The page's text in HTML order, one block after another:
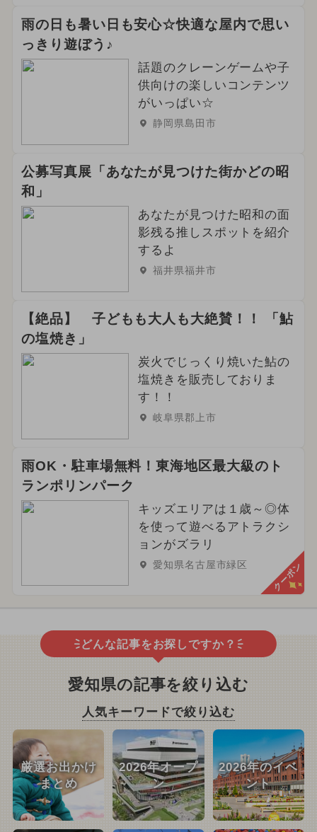
雨の日も暑い日も安心☆快適な屋内で思い
っきり遊ぼう♪
話題のクレーンゲームや子
供向けの楽しいコンテンツ
がいっぱい☆
静岡県島田市
公募写真展「あなたが見つけた街かどの昭
和」
あなたが見つけた昭和の面
影残る推しスポットを紹介
するよ
福井県福井市
【絶品】 子どもも大人も大絶賛！！ 「鮎
の塩焼き」
炭火でじっくり焼いた鮎の
塩焼きを販売しておりま
す！！
岐阜県郡上市
雨OK・駐車場無料！東海地区最大級のト
ランポリンパーク
キッズエリアは１歳～◎体
を使って遊べるアトラクシ
ョンがズラリ
愛知県名古屋市緑区 クーポン
どんな記事をお探しですか？
愛知県の記事を絞り込む
人気キーワードで絞り込む
厳選お出かけ
まとめ
2026年オープ
ン
2026年のイベ
ント